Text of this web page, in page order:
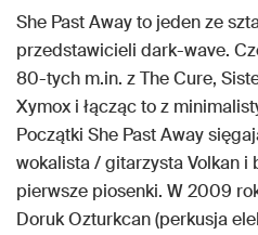
She Past Away to jeden ze
przedstawicieli dark-wave.
80-tych m.in. z The Cure,
Xymox i łącząc to z
Początki She Past Away
wokalista / gitarzysta Volkan i
pierwsze piosenki. W 2009
Doruk Ozturkcan (perkusja